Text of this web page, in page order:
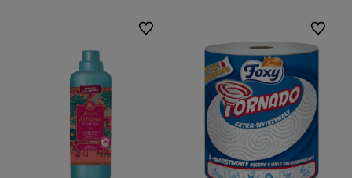
Do ulubionych Do